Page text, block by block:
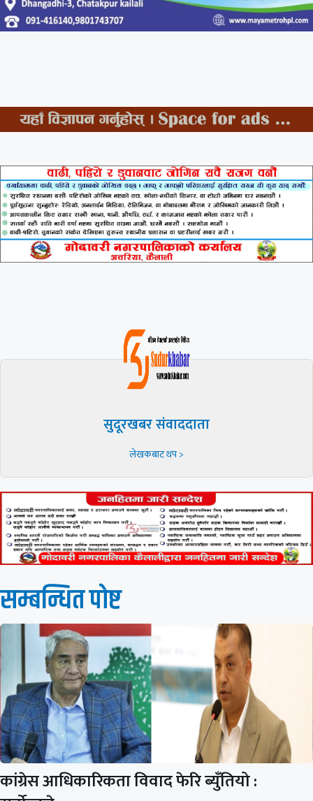
सुदूरखबर संवाददाता
लेखकबाट थप >
सम्बन्धित पाेष्ट
कांग्रेस आधिकारिकता विवाद फेरि ब्युँतियो :